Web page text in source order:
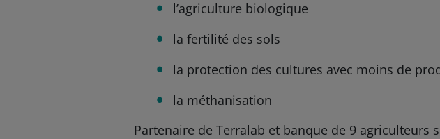
l’agriculture biologique
la fertilité des sols
la protection des cultures avec moins de
la méthanisation
Partenaire de Terralab et banque de 9 agriculteurs